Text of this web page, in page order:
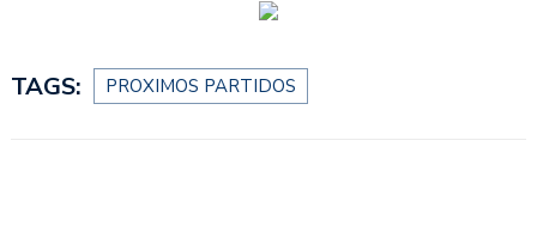
TAGS: PROXIMOS PARTIDOS